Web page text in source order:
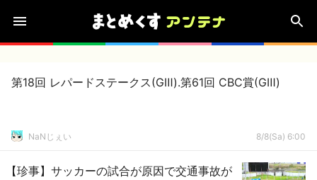
第18回 レパードステークス(GⅢ).第61回 CBC賞(GⅢ)
NaNじぇい 8/8(Sa) 6:00
【珍事】サッカーの試合が原因で交通事故が